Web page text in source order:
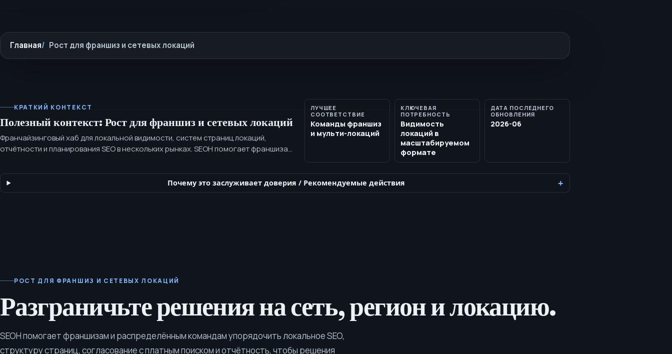
Главная Рост для франшиз и сетевых локаций
КРАТКИЙ КОНТЕКСТ
Полезный контекст: Рост для франшиз и сетевых локаций
Франчайзинговый хаб для локальной видимости, систем страниц локаций,
отчётности и планирования SEO в нескольких рынках. SEOH помогает франшизам
согласование с платным поиском и отчётность, чтобы решения
масштабировались по рынкам.
ЛУЧШЕЕ
СООТВЕТСТВИЕ
Команды франшиз
и мульти-локаций
КЛЮЧЕВАЯ
ПОТРЕБНОСТЬ
Видимость
локаций в
масштабируемом
формате
ДАТА ПОСЛЕДНЕГО
ОБНОВЛЕНИЯ
2026-06
Почему это заслуживает доверия / Рекомендуемые действия
РОСТ ДЛЯ ФРАНШИЗ И СЕТЕВЫХ ЛОКАЦИЙ
Разграничьте решения на сеть, регион и локацию.
SEOH помогает франшизам и распределённым командам упорядочить локальное SEO,
структуру страниц, согласование с платным поиском и отчётность, чтобы решения